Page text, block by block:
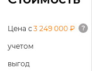
Цена с
учетом
выгод
3 249 000 ₽